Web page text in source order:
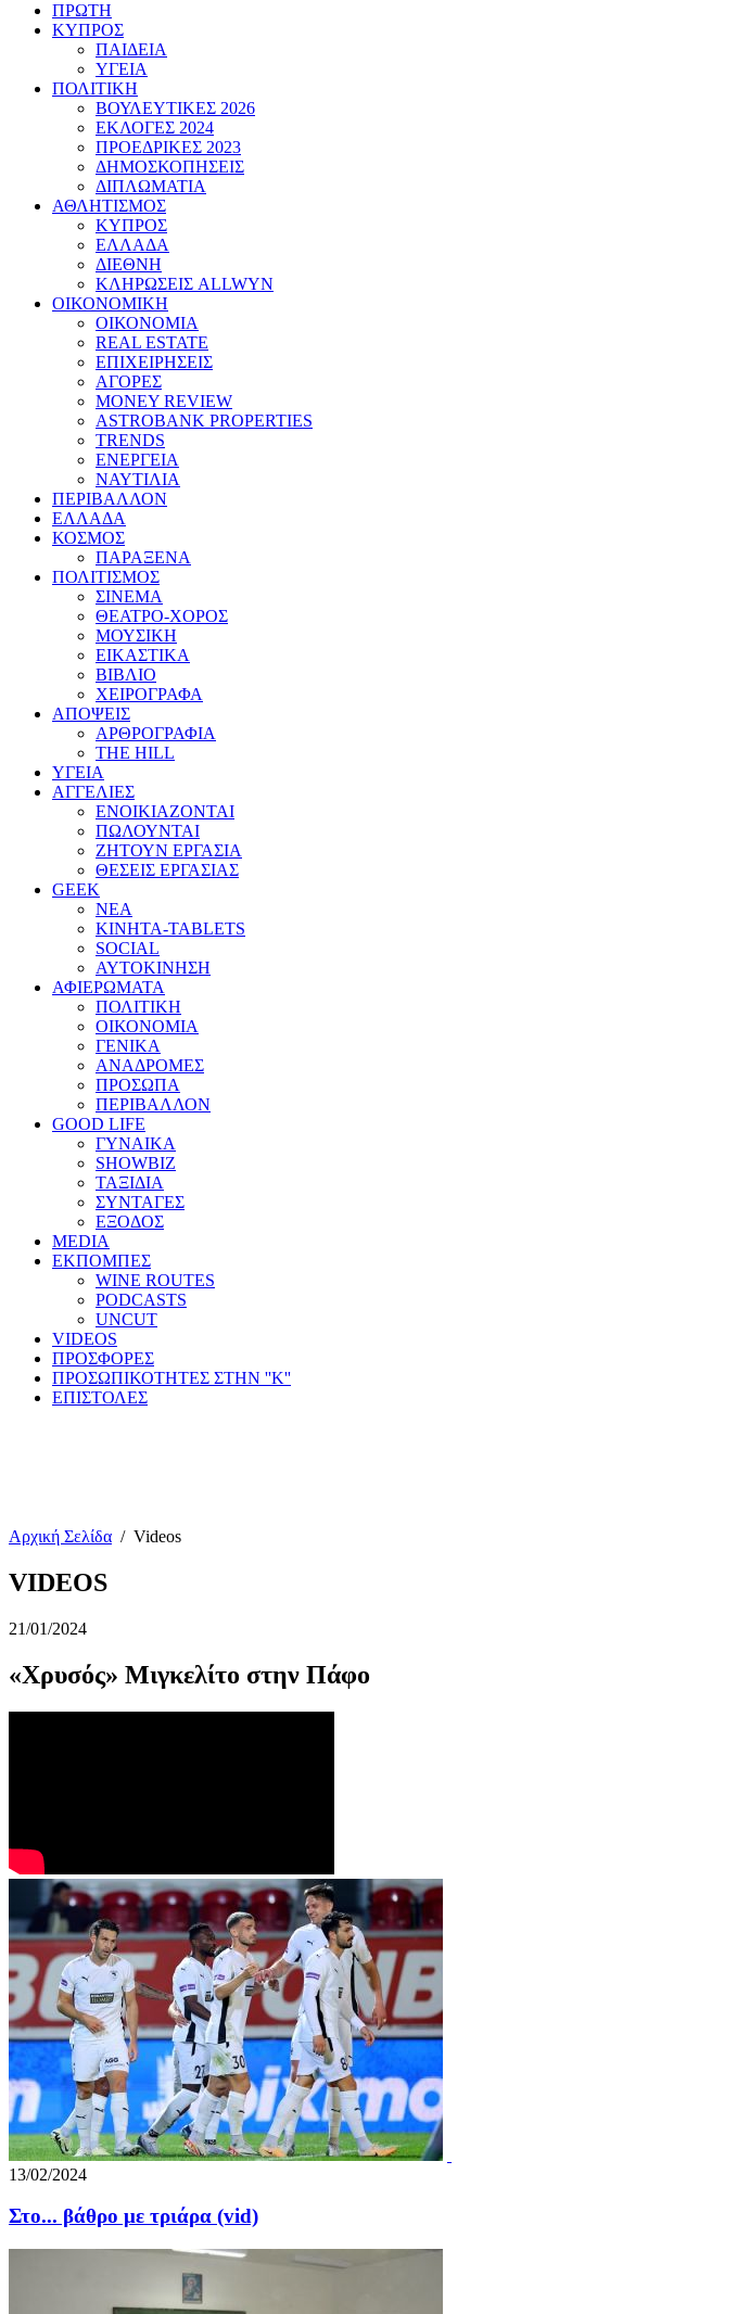
ΠΡΩΤΗ
ΚΥΠΡΟΣ
ΠΑΙΔΕΙΑ
ΥΓΕΙΑ
ΠΟΛΙΤΙΚΗ
ΒΟΥΛΕΥΤΙΚΕΣ 2026
ΕΚΛΟΓΕΣ 2024
ΠΡΟΕΔΡΙΚΕΣ 2023
ΔΗΜΟΣΚΟΠΗΣΕΙΣ
ΔΙΠΛΩΜΑΤΙΑ
ΑΘΛΗΤΙΣΜΟΣ
ΚΥΠΡΟΣ
ΕΛΛΑΔΑ
ΔΙΕΘΝΗ
ΚΛΗΡΩΣΕΙΣ ALLWYN
ΟΙΚΟΝΟΜΙΚΗ
ΟΙΚΟΝΟΜΙΑ
REAL ESTATE
ΕΠΙΧΕΙΡΗΣΕΙΣ
ΑΓΟΡΕΣ
MONEY REVIEW
ASTROBANK PROPERTIES
TRENDS
ΕΝΕΡΓΕΙΑ
ΝΑΥΤΙΛΙΑ
ΠΕΡΙΒΑΛΛΟΝ
ΕΛΛΑΔΑ
ΚΟΣΜΟΣ
ΠΑΡΑΞΕΝΑ
ΠΟΛΙΤΙΣΜΟΣ
ΣΙΝΕΜΑ
ΘΕΑΤΡΟ-ΧΟΡΟΣ
ΜΟΥΣΙΚΗ
ΕΙΚΑΣΤΙΚΑ
ΒΙΒΛΙΟ
ΧΕΙΡΟΓΡΑΦΑ
ΑΠΟΨΕΙΣ
ΑΡΘΡΟΓΡΑΦΙΑ
THE HILL
ΥΓΕΙΑ
ΑΓΓΕΛΙΕΣ
ΕΝΟΙΚΙΑΖΟΝΤΑΙ
ΠΩΛΟΥΝΤΑΙ
ΖΗΤΟΥΝ ΕΡΓΑΣΙΑ
ΘΕΣΕΙΣ ΕΡΓΑΣΙΑΣ
GEEK
ΝΕΑ
ΚΙΝΗΤΑ-TABLETS
SOCIAL
ΑΥΤΟΚΙΝΗΣΗ
ΑΦΙΕΡΩΜΑΤΑ
ΠΟΛΙΤΙΚΗ
ΟΙΚΟΝΟΜΙΑ
ΓΕΝΙΚΑ
ΑΝΑΔΡΟΜΕΣ
ΠΡΟΣΩΠΑ
ΠΕΡΙΒΑΛΛΟΝ
GOOD LIFE
ΓΥΝΑΙΚΑ
SHOWBIZ
ΤΑΞΙΔΙΑ
ΣΥΝΤΑΓΕΣ
ΕΞΟΔΟΣ
MEDIA
ΕΚΠΟΜΠΕΣ
WINE ROUTES
PODCASTS
UNCUT
VIDEOS
ΠΡΟΣΦΟΡΕΣ
ΠΡΟΣΩΠΙΚΟΤΗΤΕΣ ΣΤΗΝ ''Κ''
ΕΠΙΣΤΟΛΕΣ
Αρχική Σελίδα / Videos
VIDEOS
21/01/2024
«Χρυσός» Μιγκελίτο στην Πάφο
13/02/2024
Στο... βάθρο με τριάρα (vid)